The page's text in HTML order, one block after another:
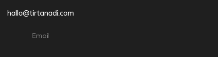
hallo@tirtanadi.com
Email